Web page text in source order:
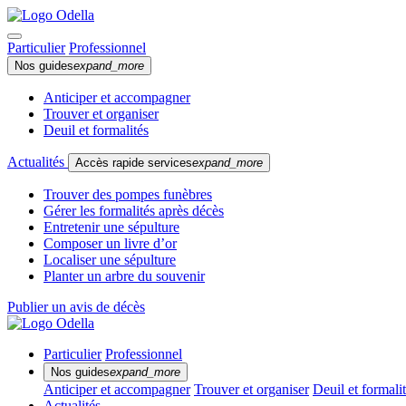
Particulier Professionnel
Nos guidesexpand_more
Anticiper et accompagner
Trouver et organiser
Deuil et formalités
Actualités Accès rapide servicesexpand_more
Trouver des pompes funèbres
Gérer les formalités après décès
Entretenir une sépulture
Composer un livre d’or
Localiser une sépulture
Planter un arbre du souvenir
Publier un avis de décès
Particulier Professionnel
Nos guidesexpand_more
Anticiper et accompagner Trouver et organiser Deuil et